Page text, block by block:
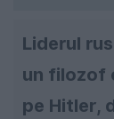
Liderul
un filozof
pe Hitler,